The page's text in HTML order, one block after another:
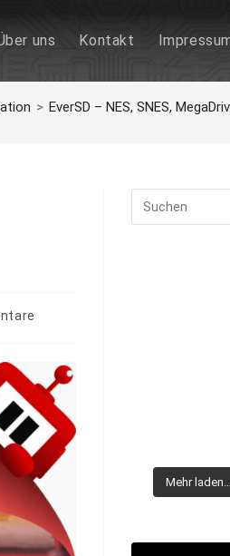
uns Kontakt
> EverSD – NES, SNES,
Mehr laden…